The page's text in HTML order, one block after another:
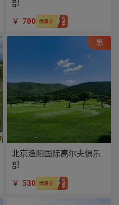
部
￥ 700
惠
北京渔阳国际高尔夫俱乐
部
￥ 530